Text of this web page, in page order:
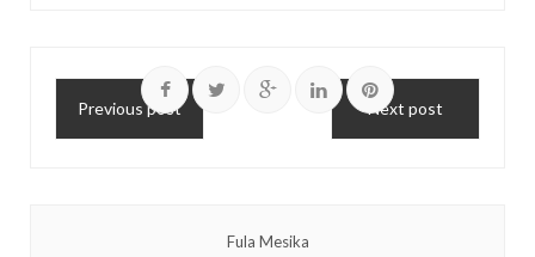
Previous post Next post
Fula Mesika